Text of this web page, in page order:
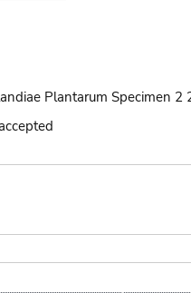
Plantarum Specimen 2